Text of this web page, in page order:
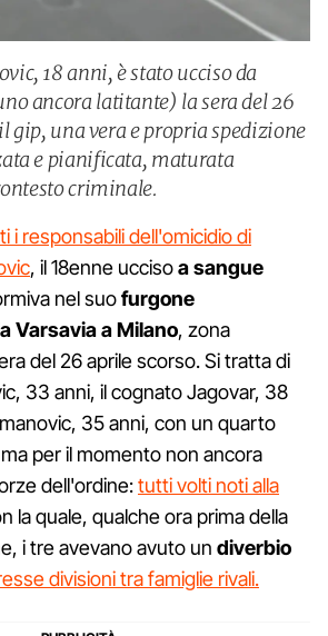
18 anni, è stato ucciso da
ancora latitante) la sera del 26
gip, una vera e propria spedizione
e pianificata, maturata
criminale.
i responsabili dell'omicidio di
, il 18enne uccisoa sangue
nel suofurgone
Varsavia a Milano, zona
del 26 aprile scorso. Si tratta di
33 anni, il cognato Jagovar, 38
35 anni, con un quarto
per il momento non ancora
dell'ordine:tutti volti noti alla
la quale, qualche ora prima della
i tre avevano avuto un diverbio
divisioni tra famiglie rivali.